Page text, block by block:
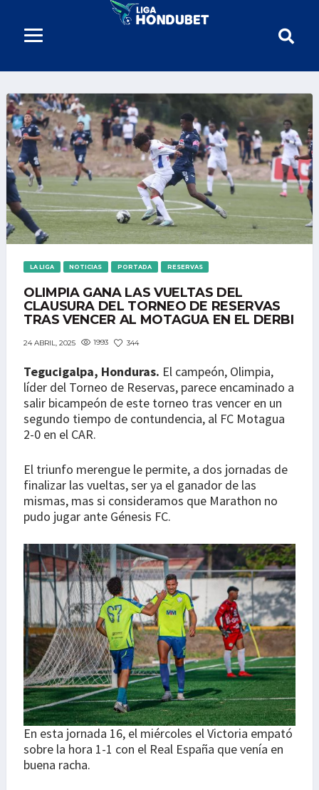
LA LIGA NOTICIAS PORTADA RESERVAS
OLIMPIA GANA LAS VUELTAS DEL
CLAUSURA DEL TORNEO DE RESERVAS
TRAS VENCER AL MOTAGUA EN EL DERBI
24 ABRIL, 2025 1993 344
Tegucigalpa, Honduras. El campeón, Olimpia,
líder del Torneo de Reservas, parece encaminado a
salir bicampeón de este torneo tras vencer en un
segundo tiempo de contundencia, al FC Motagua
2-0 en el CAR.
El triunfo merengue le permite, a dos jornadas de
finalizar las vueltas, ser ya el ganador de las
mismas, mas si consideramos que Marathon no
pudo jugar ante Génesis FC.
En esta jornada 16, el miércoles el Victoria empató
sobre la hora 1-1 con el Real España que venía en
buena racha.